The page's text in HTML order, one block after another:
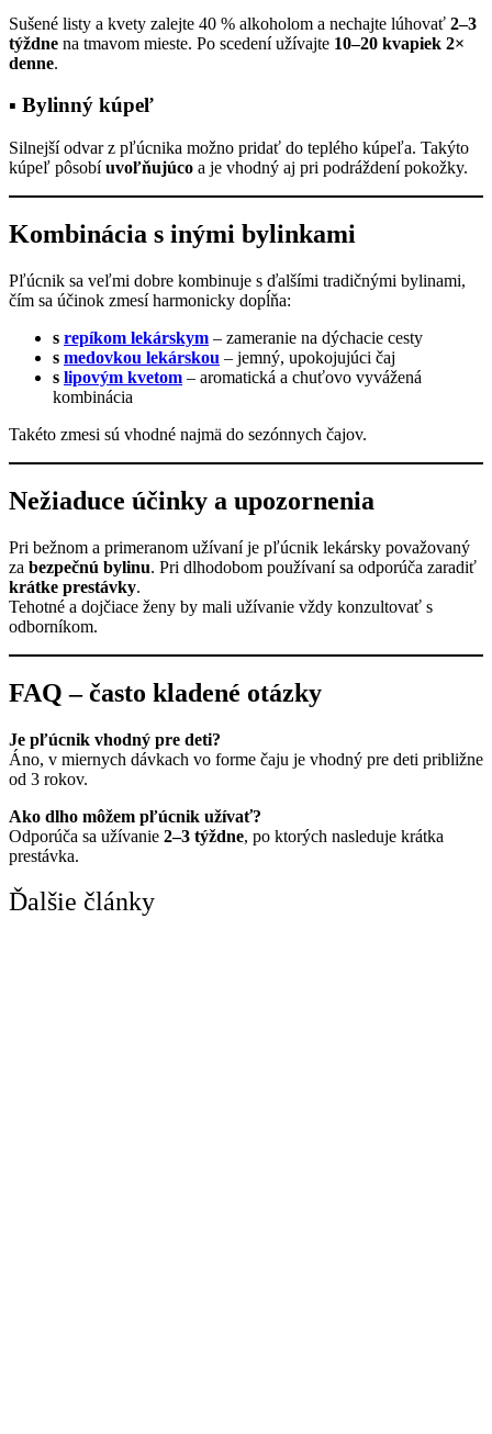
Sušené listy a kvety zalejte 40 % alkoholom a nechajte lúhovať 2–3
týždne na tmavom mieste. Po scedení užívajte 10–20 kvapiek 2×
denne.
▪ Bylinný kúpeľ
Silnejší odvar z pľúcnika možno pridať do teplého kúpeľa. Takýto
kúpeľ pôsobíuvoľňujúco a je vhodný aj pri podráždení pokožky.
Kombinácia s inými bylinkami
Pľúcnik sa veľmi dobre kombinuje s ďalšími tradičnými bylinami,
čím sa účinok zmesí harmonicky dopĺňa:
s repíkom lekárskym – zameranie na dýchacie cesty
s medovkou lekárskou – jemný, upokojujúci čaj
s lipovým kvetom – aromatická a chuťovo vyvážená
kombinácia
Takéto zmesi sú vhodné najmä do sezónnych čajov.
Nežiaduce účinky a upozornenia
Pri bežnom a primeranom užívaní je pľúcnik lekársky považovaný
za bezpečnú bylinu. Pri dlhodobom používaní sa odporúča zaradiť
krátke prestávky.
Tehotné a dojčiace ženy by mali užívanie vždy konzultovať s
odborníkom.
FAQ – často kladené otázky
Je pľúcnik vhodný pre deti?
Áno, v miernych dávkach vo forme čaju je vhodný pre deti približne
od 3 rokov.
Ako dlho môžem pľúcnik užívať?
Odporúča sa užívanie 2–3 týždne, po ktorých nasleduje krátka
prestávka.
Ďalšie články